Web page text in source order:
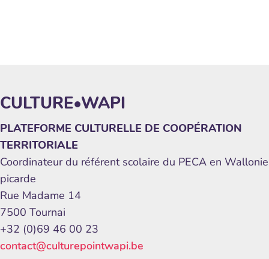
CULTURE•WAPI
PLATEFORME CULTURELLE DE COOPÉRATION
TERRITORIALE
Coordinateur du référent scolaire du PECA en Wallonie
picarde
Rue Madame 14
7500 Tournai
+32 (0)69 46 00 23
contact@culturepointwapi.be